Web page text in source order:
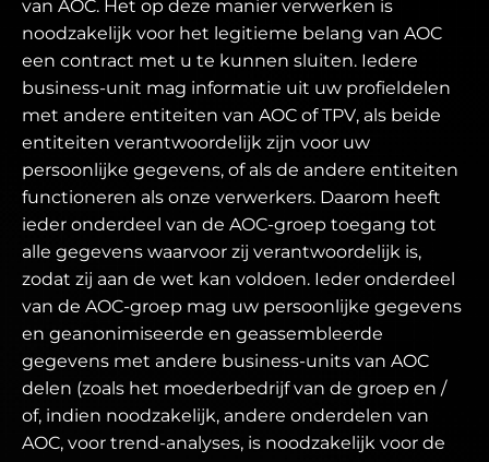
van AOC. Het op deze manier verwerken is
noodzakelijk voor het legitieme belang van AOC
een contract met u te kunnen sluiten. Iedere
business-unit mag informatie uit uw profieldelen
met andere entiteiten van AOC of TPV, als beide
entiteiten verantwoordelijk zijn voor uw
persoonlijke gegevens, of als de andere entiteiten
functioneren als onze verwerkers. Daarom heeft
ieder onderdeel van de AOC-groep toegang tot
alle gegevens waarvoor zij verantwoordelijk is,
zodat zij aan de wet kan voldoen. Ieder onderdeel
van de AOC-groep mag uw persoonlijke gegevens
en geanonimiseerde en geassembleerde
gegevens met andere business-units van AOC
delen (zoals het moederbedrijf van de groep en /
of, indien noodzakelijk, andere onderdelen van
AOC, voor trend-analyses, is noodzakelijk voor de